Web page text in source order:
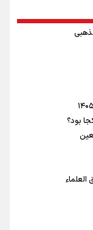
برای صلح
با محوریت تحولات
هم نتایج هانگژو
در حال ارتقا است
بود؟
العلماء